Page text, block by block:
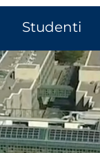
Studenti